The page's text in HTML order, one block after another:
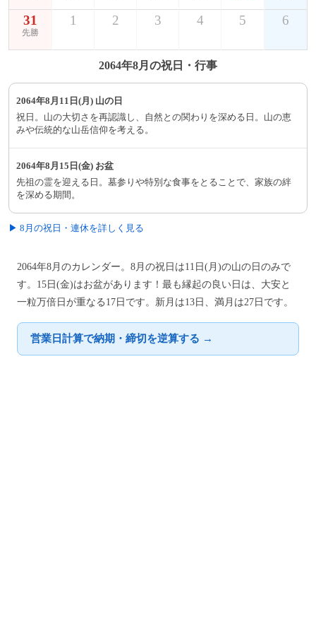
31
先勝
1 2 3 4 5 6
2064年8月の祝日・行事
2064年8月11日(月) 山の日
祝日。山の大切さを再認識し、自然との関わりを深める日。山の恵
みや伝統的な山岳信仰を考える。
2064年8月15日(金) お盆
先祖の霊を迎える日。墓参りや特別な食事をとることで、家族の絆
を深める期間。
▶ 8月の祝日・連休を詳しく見る
2064年8月のカレンダー。8月の祝日は11日(月)の山の日のみで
す。15日(金)はお盆があります！最も縁起の良い日は、大安と
一粒万倍日が重なる17日です。新月は13日、満月は27日です。
営業日計算で納期・締切を逆算する →